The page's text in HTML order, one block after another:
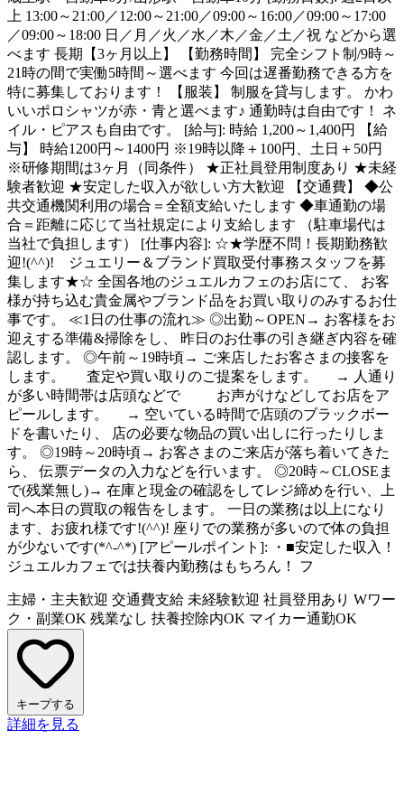
上 13:00～21:00／12:00～21:00／09:00～16:00／09:00～17:00
／09:00～18:00 日／月／火／水／木／金／土／祝 などから選
べます 長期【3ヶ月以上】 【勤務時間】 完全シフト制/9時～
21時の間で実働5時間～選べます 今回は遅番勤務できる方を
特に募集しております！ 【服装】 制服を貸与します。 かわ
いいポロシャツが赤・青と選べます♪ 通勤時は自由です！ ネ
イル・ピアスも自由です。 [給与]: 時給 1,200～1,400円 【給
与】 時給1200円～1400円 ※19時以降＋100円、土日＋50円
※研修期間は3ヶ月（同条件） ★正社員登用制度あり ★未経
験者歓迎 ★安定した収入が欲しい方大歓迎 【交通費】 ◆公
共交通機関利用の場合＝全額支給いたします ◆車通勤の場
合＝距離に応じて当社規定により支給します （駐車場代は
当社で負担します） [仕事内容]: ☆★学歴不問！長期勤務歓
迎!(^^)! ジュエリー＆ブランド買取受付事務スタッフを募
集します★☆ 全国各地のジュエルカフェのお店にて、 お客
様が持ち込む貴金属やブランド品をお買い取りのみするお仕
事です。 ≪1日の仕事の流れ≫ ◎出勤～OPEN→ お客様をお
迎えする準備&掃除をし、 昨日のお仕事の引き継ぎ内容を確
認します。 ◎午前～19時頃→ ご来店したお客さまの接客を
します。 査定や買い取りのご提案をします。 → 人通り
が多い時間帯は店頭などで お声がけなどしてお店をア
ピールします。 → 空いている時間で店頭のブラックボー
ドを書いたり、 店の必要な物品の買い出しに行ったりしま
す。 ◎19時～20時頃→ お客さまのご来店が落ち着いてきた
ら、 伝票データの入力などを行います。 ◎20時～CLOSEま
で(残業無し)→ 在庫と現金の確認をしてレジ締めを行い、上
司へ本日の買取の報告をします。 一日の業務は以上になり
ます、お疲れ様です!(^^)! 座りでの業務が多いので体の負担
が少ないです(*^-^*) [アピールポイント]: ・■安定した収入！
ジュエルカフェでは扶養内勤務はもちろん！ フ
主婦・主夫歓迎 交通費支給 未経験歓迎 社員登用あり Wワー
ク・副業OK 残業なし 扶養控除内OK マイカー通勤OK
キープする
詳細を見る